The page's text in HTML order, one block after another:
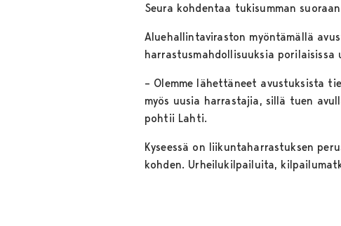
Seura kohdentaa tukisumman
Aluehallintaviraston myöntämällä
harrastusmahdollisuuksia porilaisissa
– Olemme lähettäneet avustuksista
myös uusia harrastajia, sillä tuen
pohtii Lahti.
Kyseessä on liikuntaharrastuksen
kohden. Urheilukilpailuita,